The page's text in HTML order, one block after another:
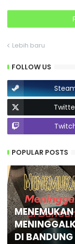
Lebih baru
FOLLOW US
POPULAR POSTS
DI BANDUNG